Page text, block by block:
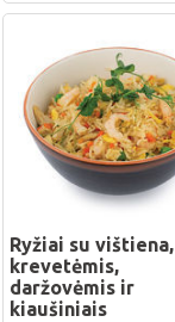
Ryžiai su vištiena,
krevetėmis,
daržovėmis ir
kiaušiniais